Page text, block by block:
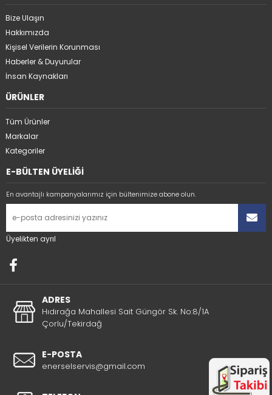
Bize Ulaşın
Hakkımızda
Kişisel Verilerin Korunması
Haberler & Duyurular
İnsan Kaynakları
ÜRÜNLER
Tüm Ürünler
Markalar
Kategoriler
E-BÜLTEN ÜYELİĞİ
En avantajlı kampanyalarımız için bültenimize abone olun.
Üyelikten ayrıl
ADRES
Hıdırağa Mahallesi Sait Güngör Sk. No:8/1A
Çorlu/Tekirdağ
E-POSTA
enerselservis@gmail.com